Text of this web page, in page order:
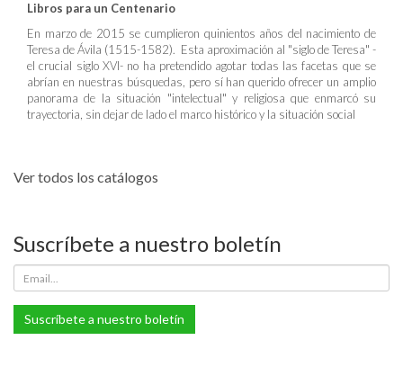
Libros para un Centenario
En marzo de 2015 se cumplieron quinientos años del nacimiento de
Teresa de Ávila (1515-1582). Esta aproximación al "siglo de Teresa" -
el crucial siglo XVI- no ha pretendido agotar todas las facetas que se
abrían en nuestras búsquedas, pero sí han querido ofrecer un amplio
panorama de la situación "intelectual" y religiosa que enmarcó su
trayectoria, sin dejar de lado el marco histórico y la situación social
Ver todos los catálogos
Suscríbete a nuestro boletín
Suscríbete a nuestro boletín